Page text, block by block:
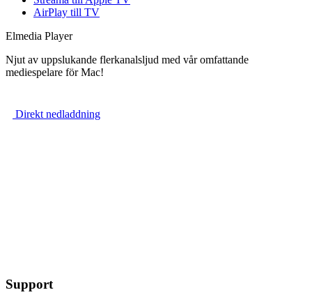
AirPlay till TV
Elmedia Player
Njut av uppslukande flerkanalsljud med vår omfattande
mediespelare för Mac!
Direkt nedladdning
Support